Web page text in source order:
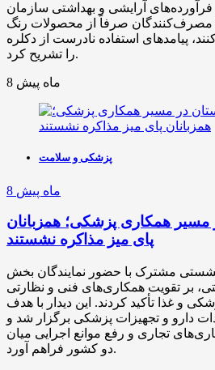
آرایشی و بهداشتی سازمان
مصرف‌کنندگان صرفاً از محصولات رنگ
پیامدهای استفاده نادرست از دکلره
را تشریح کرد.
8 ماه پیش
پزشکی و سلامت
8 ماه پیش
مسیر همکاری پزشکی؛ همزبانان
پای میز مذاکره نشستند
نشستی مشترک با حضور نمایندگان بخش
بر تقویت همکاری‌های فنی و نظارتی
و غذا تأکید کردند. این دیدار با هدف
دارو و تجهیزات پزشکی برگزار شد و
تجاری و رفع موانع اجرایی میان
دو کشور فراهم آورد.